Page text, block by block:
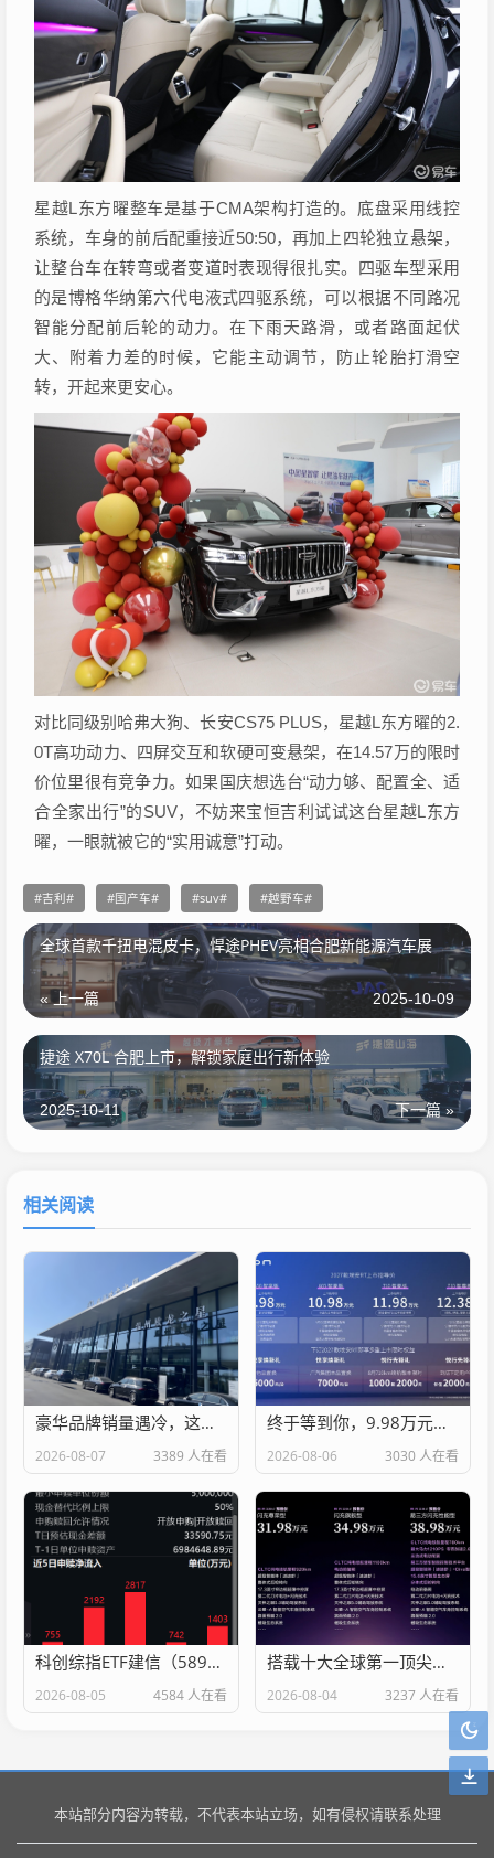
星越L东方曜整车是基于CMA架构打造的。底盘采用线控
系统，车身的前后配重接近50:50，再加上四轮独立悬架，
让整台车在转弯或者变道时表现得很扎实。四驱车型采用
的是博格华纳第六代电液式四驱系统，可以根据不同路况
智能分配前后轮的动力。在下雨天路滑，或者路面起伏
大、附着力差的时候，它能主动调节，防止轮胎打滑空
转，开起来更安心。
对比同级别哈弗大狗、长安CS75 PLUS，星越L东方曜的2.
0T高功动力、四屏交互和软硬可变悬架，在14.57万的限时
价位里很有竞争力。如果国庆想选台“动力够、配置全、适
合全家出行”的SUV，不妨来宝恒吉利试试这台星越L东方
曜，一眼就被它的“实用诚意”打动。
吉利 国产车 suv 越野车
全球首款千扭电混皮卡，悍途PHEV亮相合肥新能源汽车展
« 上一篇 2025-10-09
捷途 X70L 合肥上市，解锁家庭出行新体验
下一篇 »
2025-10-11
相关阅读
豪华品牌销量遇冷，这家经销商集团先扛不住了！
2026-08-07 3389 人在看
终于等到你，9.98万元起国民好车27款埃安RT正式上市
2026-08-06 3030 人在看
科创综指ETF建信（589880）近一周资金净流入超7900万，标的指数近1年涨32.55%
2026-08-05 4584 人在看
搭载十大全球第一顶尖科技，腾势Z9S正式开启预售
2026-08-04 3237 人在看
本站部分内容为转载，不代表本站立场，如有侵权请联系处理